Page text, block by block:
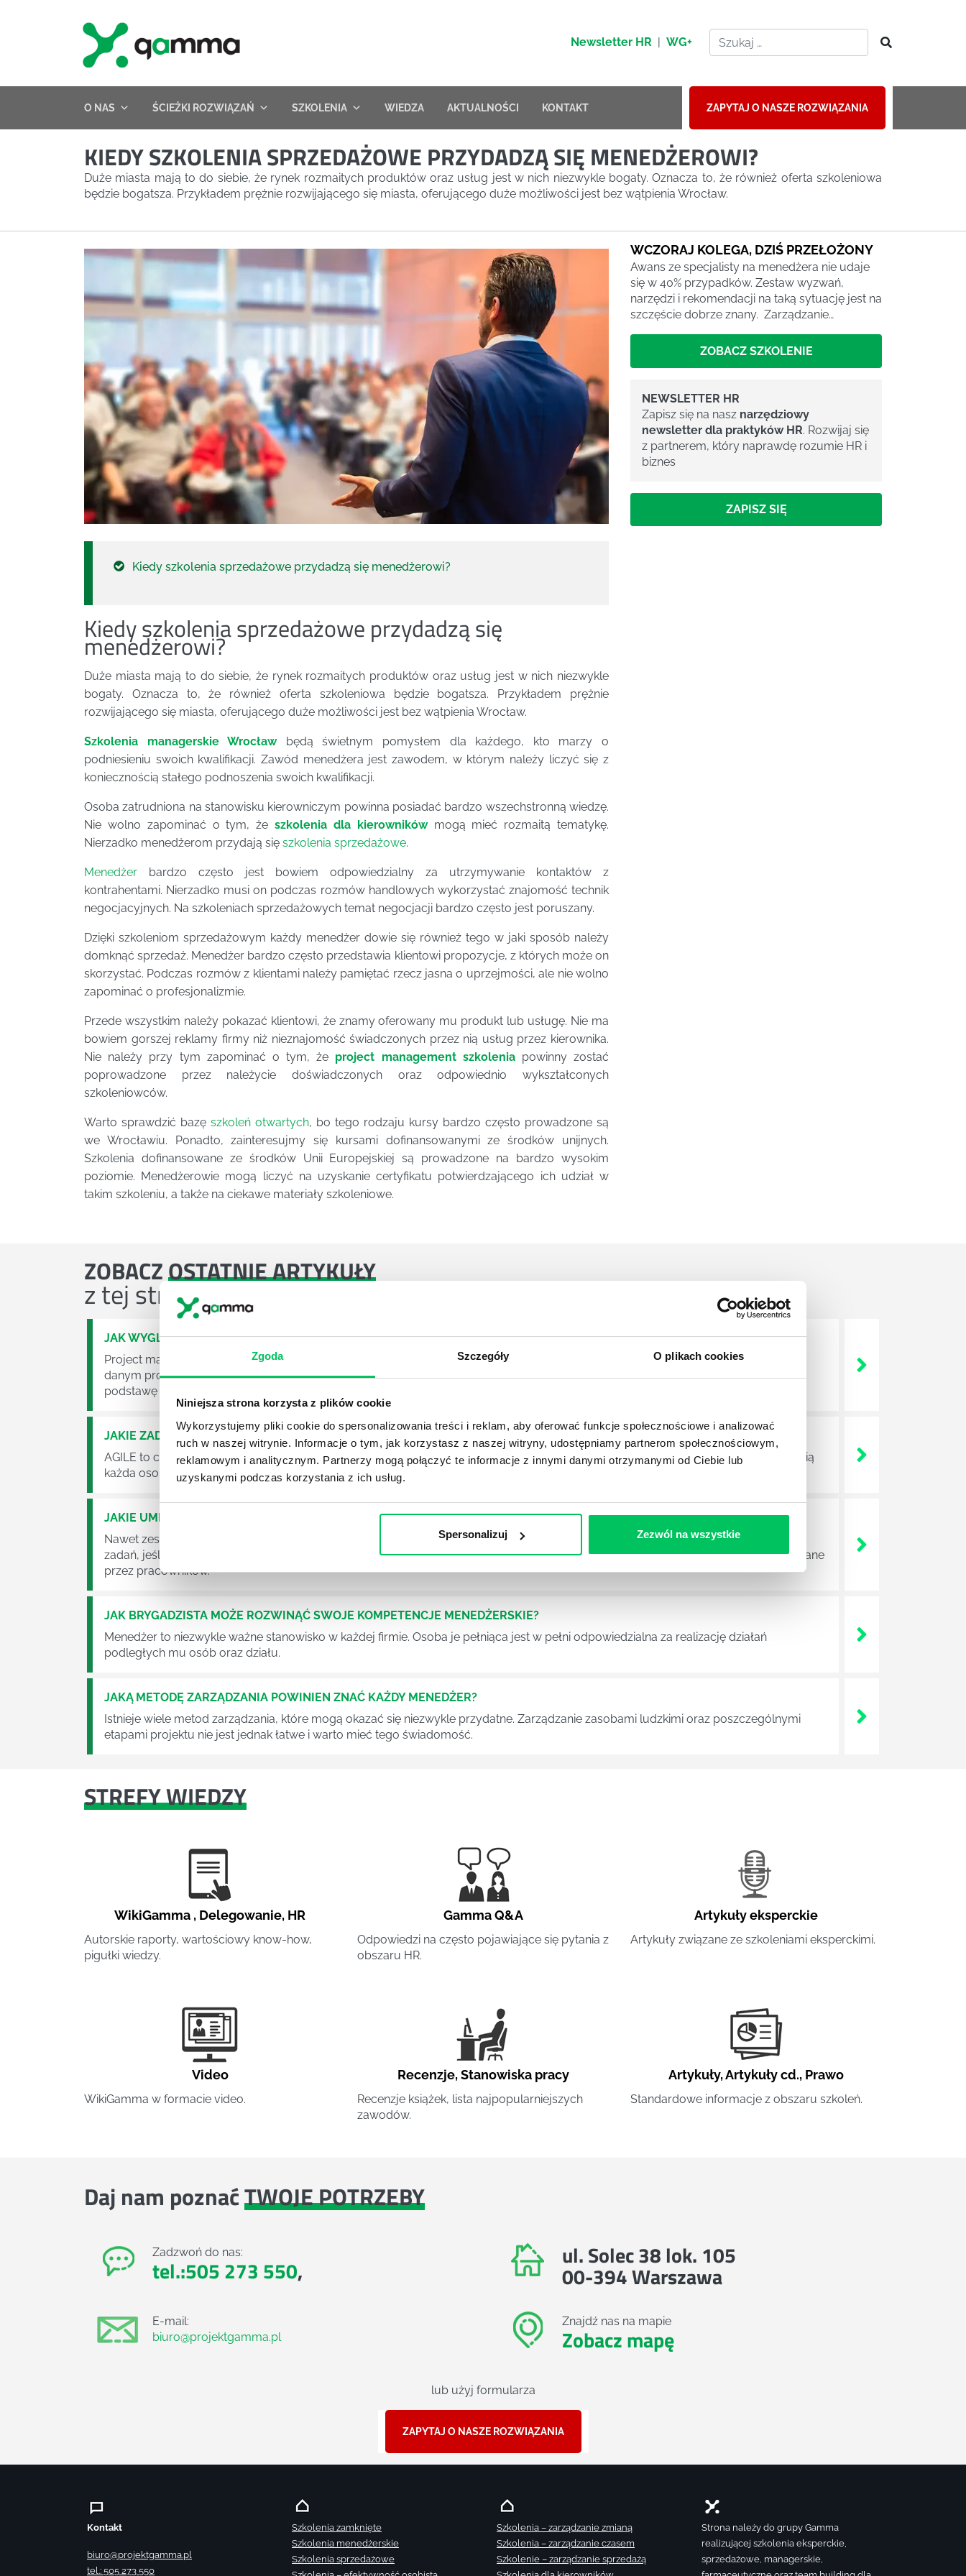
Zgoda Szczegóły O plikach cookies
Niniejsza strona korzysta z plików cookie
Wykorzystujemy pliki cookie do spersonalizowania treści i reklam, aby oferować funkcje społecznościowe i analizować
ruch w naszej witrynie. Informacje o tym, jak korzystasz z naszej witryny, udostępniamy partnerom społecznościowym,
reklamowym i analitycznym. Partnerzy mogą połączyć te informacje z innymi danymi otrzymanymi od Ciebie lub
uzyskanymi podczas korzystania z ich usług.
Spersonalizuj Zezwól na wszystkie
Newsletter HR | WG+
O NAS ŚCIEŻKI ROZWIĄZAŃ SZKOLENIA WIEDZA AKTUALNOŚCI KONTAKT ZAPYTAJ O NASZE ROZWIĄZANIA
KIEDY SZKOLENIA SPRZEDAŻOWE PRZYDADZĄ SIĘ MENEDŻEROWI?
Duże miasta mają to do siebie, że rynek rozmaitych produktów oraz usług jest w nich niezwykle bogaty. Oznacza to, że również oferta szkoleniowa
będzie bogatsza. Przykładem prężnie rozwijającego się miasta, oferującego duże możliwości jest bez wątpienia Wrocław.
Kiedy szkolenia sprzedażowe przydadzą się menedżerowi?
Kiedy szkolenia sprzedażowe przydadzą się
menedżerowi?
Duże miasta mają to do siebie, że rynek rozmaitych produktów oraz usług jest w nich niezwykle
bogaty. Oznacza to, że również oferta szkoleniowa będzie bogatsza. Przykładem prężnie
rozwijającego się miasta, oferującego duże możliwości jest bez wątpienia Wrocław.
Szkolenia managerskie Wrocławbędą świetnym pomysłem dla każdego, kto marzy o
podniesieniu swoich kwalifikacji. Zawód menedżera jest zawodem, w którym należy liczyć się z
koniecznością stałego podnoszenia swoich kwalifikacji.
Osoba zatrudniona na stanowisku kierowniczym powinna posiadać bardzo wszechstronną wiedzę.
Nie wolno zapominać o tym, że szkolenia dla kierownikówmogą mieć rozmaitą tematykę.
Nierzadko menedżerom przydają się szkolenia sprzedażowe.
Menedżer bardzo często jest bowiem odpowiedzialny za utrzymywanie kontaktów z
kontrahentami. Nierzadko musi on podczas rozmów handlowych wykorzystać znajomość technik
negocjacyjnych. Na szkoleniach sprzedażowych temat negocjacji bardzo często jest poruszany.
Dzięki szkoleniom sprzedażowym każdy menedżer dowie się również tego w jaki sposób należy
domknąć sprzedaż. Menedżer bardzo często przedstawia klientowi propozycje, z których może on
skorzystać. Podczas rozmów z klientami należy pamiętać rzecz jasna o uprzejmości, ale nie wolno
zapominać o profesjonalizmie.
Przede wszystkim należy pokazać klientowi, że znamy oferowany mu produkt lub usługę. Nie ma
bowiem gorszej reklamy firmy niż nieznajomość świadczonych przez nią usług przez kierownika.
Nie należy przy tym zapominać o tym, że project management szkoleniapowinny zostać
poprowadzone przez należycie doświadczonych oraz odpowiednio wykształconych
szkoleniowców.
Warto sprawdzić bazę szkoleń otwartych, bo tego rodzaju kursy bardzo często prowadzone są
we Wrocławiu. Ponadto, zainteresujmy się kursami dofinansowanymi ze środków unijnych.
Szkolenia dofinansowane ze środków Unii Europejskiej są prowadzone na bardzo wysokim
poziomie. Menedżerowie mogą liczyć na uzyskanie certyfikatu potwierdzającego ich udział w
takim szkoleniu, a także na ciekawe materiały szkoleniowe.
WCZORAJ KOLEGA, DZIŚ PRZEŁOŻONY
Awans ze specjalisty na menedżera nie udaje
się w 40% przypadków. Zestaw wyzwań,
narzędzi i rekomendacji na taką sytuację jest na
szczęście dobrze znany. Zarządzanie…
ZOBACZ SZKOLENIE
NEWSLETTER HR
Zapisz się na nasz narzędziowy
newsletter dla praktyków HR. Rozwijaj się
z partnerem, który naprawdę rozumie HR i
biznes
ZAPISZ SIĘ
ZOBACZOSTATNIE ARTYKUŁY
z tej strefy wiedzy
JAK WYGLĄDA PRACA ZESPOŁÓW PROJEKTOWYCH W ZWINNEJ METODYCE?
Project management (czyli zarządzanie projektami) to szereg czynności mających na celu zrealizowanie wszystkich związanych z
danym projektem założeń. Zajmują się nim osoby wchodzące w skład specjalnych zespołów projektowych, a ich praca stanowi
podstawę działalności wielu przedsiębiorstw.
JAKIE ZADANIA MUSZĄ ZREALIZOWAĆ PRACOWNICY ZESPOŁU PROJEKTOWEGO?
AGILE to coraz popularniejsze w każdej większej (i mniejszej) firmie pojęcie związane z realizacją projektów biznesowych. Z pewnością
każda osoba zatrudniona w takim miejscu choć raz się z nim spotkała.
JAKIE UMIEJĘTNOŚCI MENEDŻERSKIE POWINIEN MIEĆ BRYGADZISTA?
Nawet zespół złożony z doskonale wykształconych i kompetentnych pracowników nie będzie w stanie sprawnie realizować swoich
zadań, jeśli zabraknie w nim odpowiedniego kierownictwa. Zawsze niezbędna jest osoba nadzorująca wszystkie czynności wykonywane
przez pracowników.
JAK BRYGADZISTA MOŻE ROZWINĄĆ SWOJE KOMPETENCJE MENEDŻERSKIE?
Menedżer to niezwykle ważne stanowisko w każdej firmie. Osoba je pełniąca jest w pełni odpowiedzialna za realizację działań
podległych mu osób oraz działu.
JAKĄ METODĘ ZARZĄDZANIA POWINIEN ZNAĆ KAŻDY MENEDŻER?
Istnieje wiele metod zarządzania, które mogą okazać się niezwykle przydatne. Zarządzanie zasobami ludzkimi oraz poszczególnymi
etapami projektu nie jest jednak łatwe i warto mieć tego świadomość.
STREFY WIEDZY
WikiGamma , Delegowanie, HR
Autorskie raporty, wartościowy know-how,
pigułki wiedzy.
Gamma Q&A
Odpowiedzi na często pojawiające się pytania z
obszaru HR.
Artykuły eksperckie
Artykuły związane ze szkoleniami eksperckimi.
Video
WikiGamma w formacie video.
Recenzje,Stanowiska pracy
Recenzje książek, lista najpopularniejszych
zawodów.
Artykuły,Artykuły cd., Prawo
Standardowe informacje z obszaru szkoleń.
Daj nam poznaćTWOJE POTRZEBY
Zadzwoń do nas:
tel.:505 273 550,
E-mail:
biuro@projektgamma.pl
ul. Solec 38 lok. 105
00-394 Warszawa
Znajdź nas na mapie
Zobacz mapę
lub użyj formularza
ZAPYTAJ O NASZE ROZWIĄZANIA
Kontakt
biuro@projektgamma.pl
tel.: 505 273 550
Szkolenia zamknięte
Szkolenia menedżerskie
Szkolenia sprzedażowe
Szkolenia – zarządzanie zmianą
Szkolenia – zarządzanie czasem
Szkolenie – zarządzanie sprzedażą
Strona należy do grupy Gamma
realizującej szkolenia eksperckie,
sprzedażowe, managerskie,